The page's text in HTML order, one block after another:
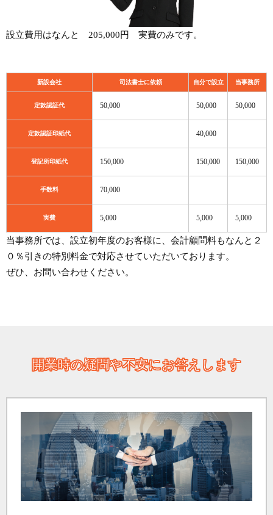
設立費用はなんと 205,000円 実費のみです。
新設会社 司法書士に依頼 自分で設立 当事務所
定款認証代 50,000 50,000 50,000
定款認証印紙代 40,000
登記所印紙代 150,000 150,000 150,000
手数料 70,000
実費 5,000 5,000 5,000
当事務所では、設立初年度のお客様に、会計顧問料もなんと２
０％引きの特別料金で対応させていただいております。
ぜひ、お問い合わせください。
開業時の疑問や不安にお答えします